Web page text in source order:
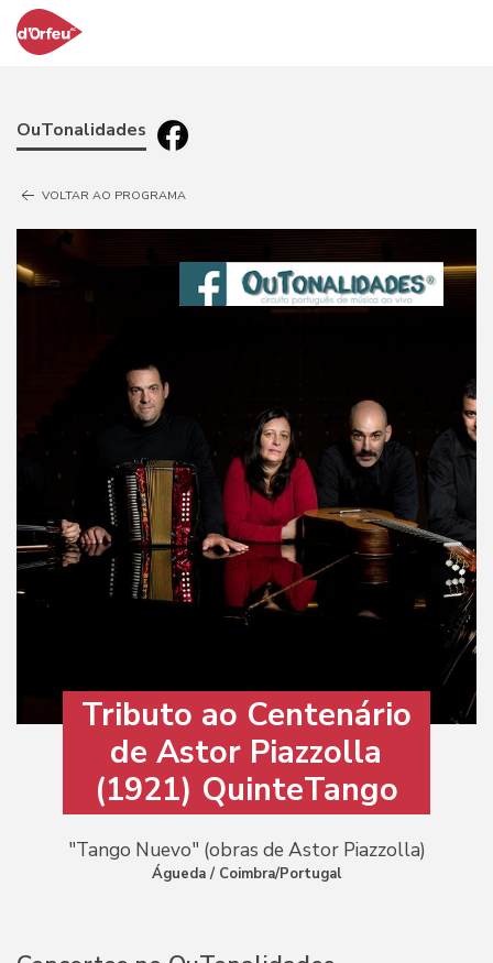
OuTonalidades
VOLTAR AO PROGRAMA
Tributo ao Centenário
de Astor Piazzolla
(1921) QuinteTango
"Tango Nuevo" (obras de Astor Piazzolla)
Águeda / Coimbra/Portugal